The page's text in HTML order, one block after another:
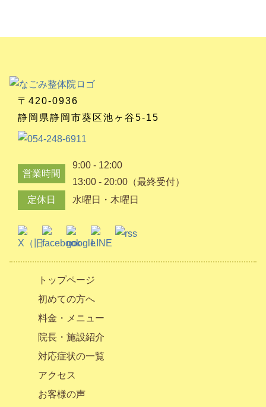
〒420-0936
静岡県静岡市葵区池ヶ谷5-15
営業時間
9:00 - 12:00
13:00 - 20:00（最終受付）
定休日
水曜日・木曜日
トップページ
初めての方へ
料金・メニュー
院長・施設紹介
対応症状の一覧
アクセス
お客様の声